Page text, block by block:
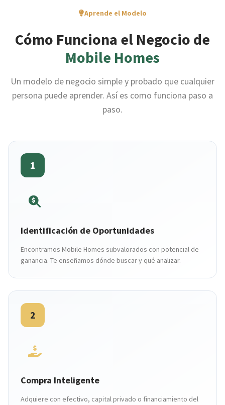
Aprende el Modelo
Cómo Funciona el Negocio de
Mobile Homes
Un modelo de negocio simple y probado que cualquier
persona puede aprender. Así es como funciona paso a
paso.
1
Identificación de Oportunidades
Encontramos Mobile Homes subvalorados con potencial de
ganancia. Te enseñamos dónde buscar y qué analizar.
2
Compra Inteligente
Adquiere con efectivo, capital privado o financiamiento del